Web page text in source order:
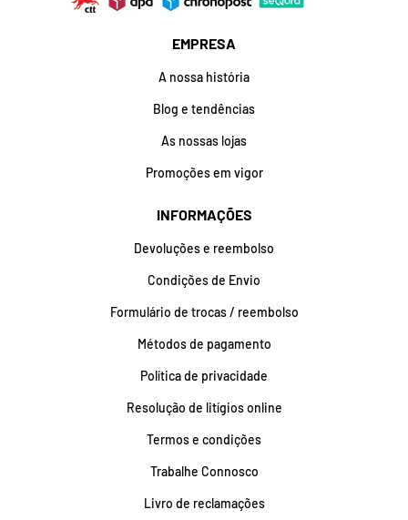
EMPRESA
A nossa história
Blog e tendências
As nossas lojas
Promoções em vigor
INFORMAÇÕES
Devoluções e reembolso
Condições de Envio
Formulário de trocas / reembolso
Métodos de pagamento
Política de privacidade
Resolução de litígios online
Termos e condições
Trabalhe Connosco
Livro de reclamações